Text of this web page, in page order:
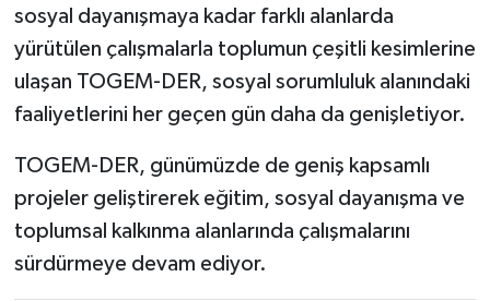
sosyal dayanışmaya kadar farklı alanlarda
yürütülen çalışmalarla toplumun çeşitli kesimlerine
ulaşan TOGEM-DER, sosyal sorumluluk alanındaki
faaliyetlerini her geçen gün daha da genişletiyor.
TOGEM-DER, günümüzde de geniş kapsamlı
projeler geliştirerek eğitim, sosyal dayanışma ve
toplumsal kalkınma alanlarında çalışmalarını
sürdürmeye devam ediyor.